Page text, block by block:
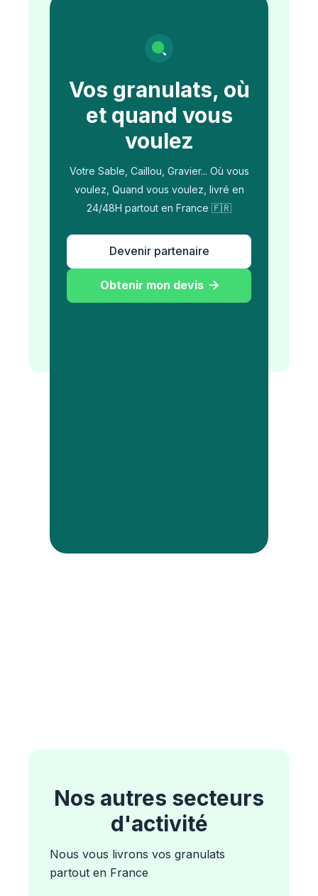
Vos granulats, où
et quand vous
voulez
Votre Sable, Caillou, Gravier... Où vous
voulez, Quand vous voulez, livré en
24/48H partout en France 🇫🇷
Devenir partenaire
Obtenir mon devis 
Nos autres secteurs
d'activité
Nous vous livrons vos granulats
partout en France